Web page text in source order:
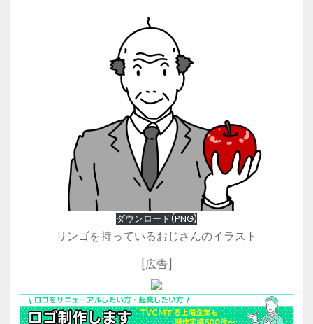
ダウンロード(PNG)
リンゴを持っているおじさんのイラスト
[広告]